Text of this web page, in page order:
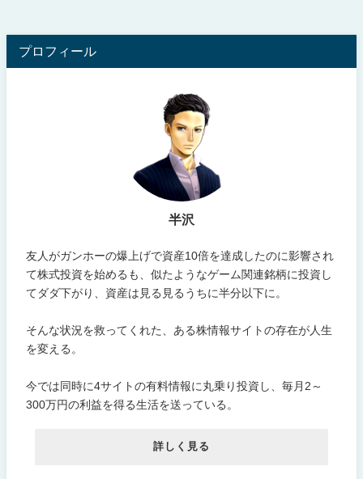
プロフィール
半沢
友人がガンホーの爆上げで資産10倍を達成したのに影響され
て株式投資を始めるも、似たようなゲーム関連銘柄に投資し
てダダ下がり、資産は見る見るうちに半分以下に。
そんな状況を救ってくれた、ある株情報サイトの存在が人生
を変える。
今では同時に4サイトの有料情報に丸乗り投資し、毎月2～
300万円の利益を得る生活を送っている。
詳しく見る